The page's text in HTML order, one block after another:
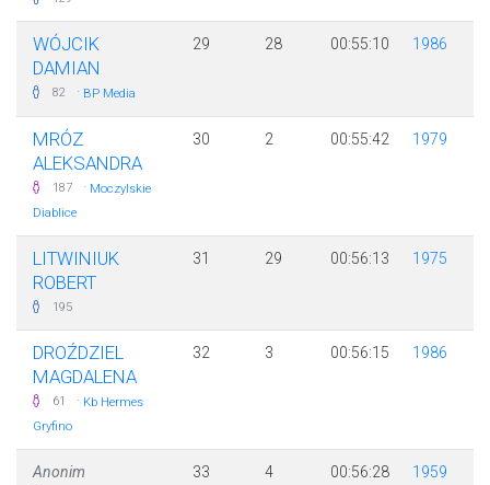
WÓJCIK
DAMIAN
82 · BP Media
29 28 00:55:10 1986
MRÓZ
ALEKSANDRA
187 · Moczylskie
Diablice
30 2 00:55:42 1979
LITWINIUK
ROBERT
195
31 29 00:56:13 1975
DROŹDZIEL
MAGDALENA
61 · Kb Hermes
Gryfino
32 3 00:56:15 1986
Anonim 33 4 00:56:28 1959